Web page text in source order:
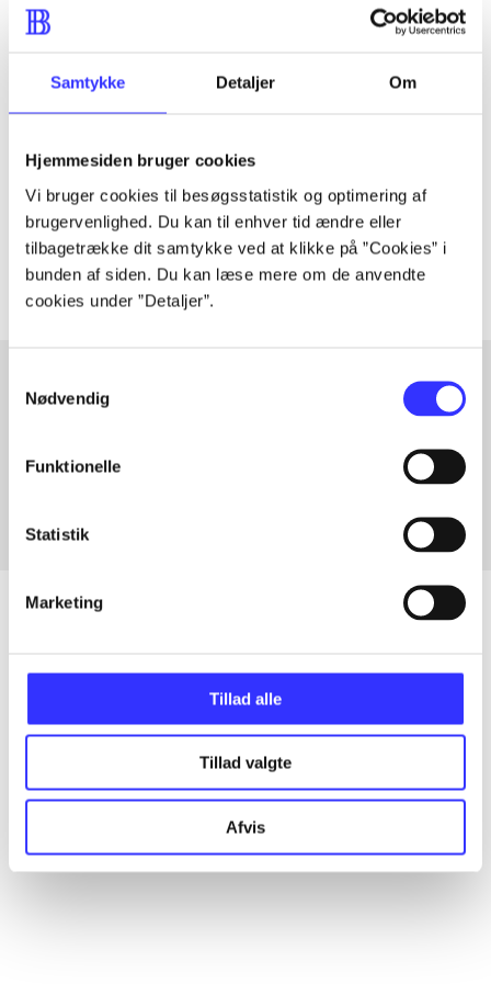
Samtykke Detaljer Om
Hjemmesiden bruger cookies
Vi bruger cookies til besøgsstatistik og optimering af
brugervenlighed. Du kan til enhver tid ændre eller
tilbagetrække dit samtykke ved at klikke på ”Cookies” i
bunden af siden. Du kan læse mere om de anvendte
cookies under ”Detaljer”.
Nødvendig
Funktionelle
Statistik
Marketing
Tillad alle
Tillad valgte
Afvis
Tidsskrift
Artiklen er en del af
lorem ipsum dolor sit amet ...
Tidsskrift
Artiklerne i handler ofte om
Fra
Artikler
Alle registrerede artikler fordelt på udgivelser